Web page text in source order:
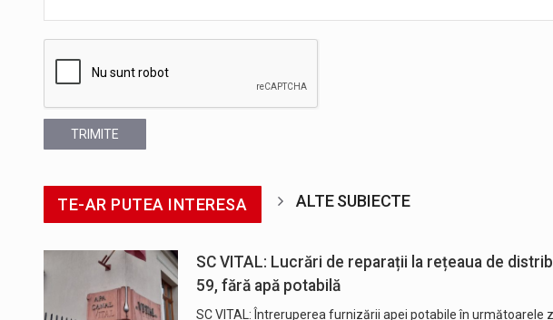
TRIMITE
TE-AR PUTEA INTERESA ALTE SUBIECTE
SC VITAL: Lucrări de reparații la rețeaua de
59, fără apă potabilă
SC VITAL: Întreruperea furnizării apei potabile în următoarele